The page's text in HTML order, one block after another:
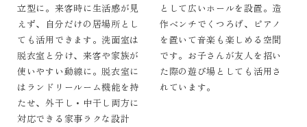
立型に。来客時に生活感が見
えず、自分だけの居場所とし
ても活用できます。洗面室は
脱衣室と分け、来客や家族が
使いやすい動線に。脱衣室に
はランドリールーム機能を持
たせ、外干し・中干し両方に
対応できる家事ラクな設計
として広いホールを設置。造
作ベンチでくつろげ、ピアノ
を置いて音楽も楽しめる空間
です。お子さんが友人を招い
た際の遊び場としても活用さ
れています。